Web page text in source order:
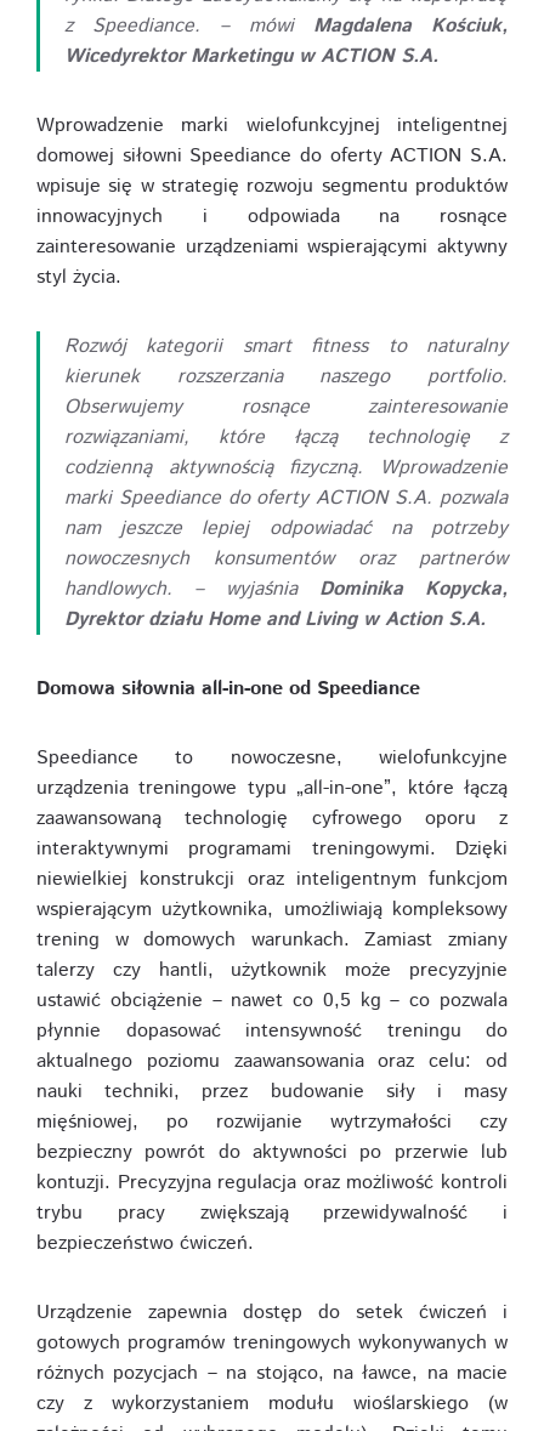
z Speediance. – mówi Magdalena Kościuk,
Wicedyrektor Marketingu w ACTION S.A.
Wprowadzenie marki wielofunkcyjnej inteligentnej
domowej siłowni Speediance do oferty ACTION S.A.
wpisuje się w strategię rozwoju segmentu produktów
innowacyjnych i odpowiada na rosnące
zainteresowanie urządzeniami wspierającymi aktywny
styl życia.
Rozwój kategorii smart fitness to naturalny
kierunek rozszerzania naszego portfolio.
Obserwujemy rosnące zainteresowanie
rozwiązaniami, które łączą technologię z
codzienną aktywnością fizyczną. Wprowadzenie
marki Speediance do oferty ACTION S.A. pozwala
nam jeszcze lepiej odpowiadać na potrzeby
nowoczesnych konsumentów oraz partnerów
handlowych. – wyjaśnia Dominika Kopycka,
Dyrektor działu Home and Living w Action S.A.
Domowa siłownia all-in-one od Speediance
Speediance to nowoczesne, wielofunkcyjne
urządzenia treningowe typu „all-in-one”, które łączą
zaawansowaną technologię cyfrowego oporu z
interaktywnymi programami treningowymi. Dzięki
niewielkiej konstrukcji oraz inteligentnym funkcjom
wspierającym użytkownika, umożliwiają kompleksowy
trening w domowych warunkach. Zamiast zmiany
talerzy czy hantli, użytkownik może precyzyjnie
ustawić obciążenie – nawet co 0,5 kg – co pozwala
płynnie dopasować intensywność treningu do
aktualnego poziomu zaawansowania oraz celu: od
nauki techniki, przez budowanie siły i masy
mięśniowej, po rozwijanie wytrzymałości czy
bezpieczny powrót do aktywności po przerwie lub
kontuzji. Precyzyjna regulacja oraz możliwość kontroli
trybu pracy zwiększają przewidywalność i
bezpieczeństwo ćwiczeń.
Urządzenie zapewnia dostęp do setek ćwiczeń i
gotowych programów treningowych wykonywanych w
różnych pozycjach – na stojąco, na ławce, na macie
czy z wykorzystaniem modułu wioślarskiego (w